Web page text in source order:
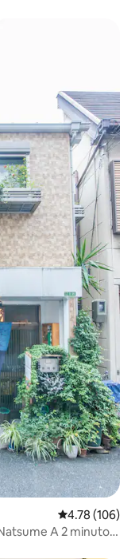
Calificación
4.78 (106)
A 2 minutos